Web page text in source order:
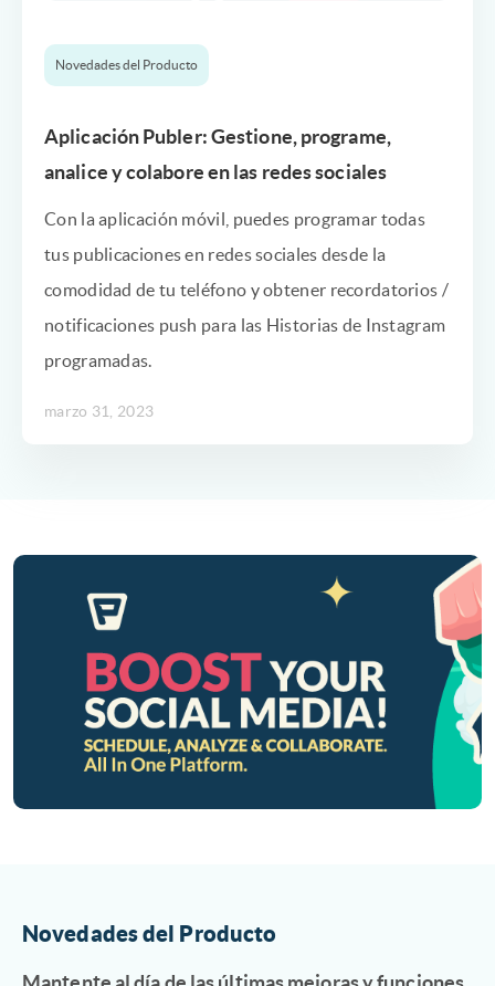
Novedades del Producto
Aplicación Publer: Gestione, programe,
analice y colabore en las redes sociales
Con la aplicación móvil, puedes programar todas
tus publicaciones en redes sociales desde la
comodidad de tu teléfono y obtener recordatorios /
notificaciones push para las Historias de Instagram
programadas.
marzo 31, 2023
Novedades del Producto